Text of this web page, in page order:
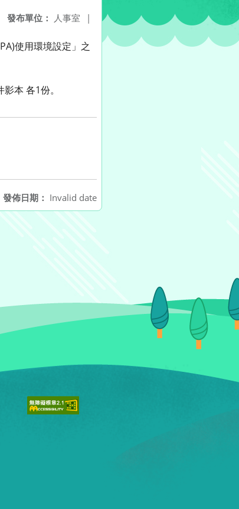
發布單位： 人事室 |
使用環境設定」之
本 各1份。
發佈日期： Invalid date